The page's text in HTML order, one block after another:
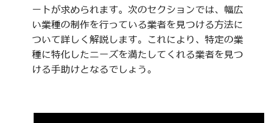
ートが求められます。次のセクションでは、幅広
い業種の制作を行っている業者を見つける方法に
ついて詳しく解説します。これにより、特定の業
種に特化したニーズを満たしてくれる業者を見つ
ける手助けとなるでしょう。